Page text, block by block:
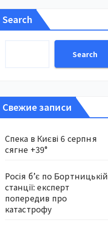
Search
Search
Свежие записи
Спека в Києві 6 серпня
сягне +39°
Росія б’є по Бортницькій
станції: експерт
попередив про
катастрофу